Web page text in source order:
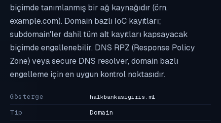
biçimde tanımlanmış bir ağ kaynağıdır (örn.
example.com). Domain bazlı IoC kayıtları;
subdomain'ler dahil tüm alt kayıtları kapsayacak
biçimde engellenebilir. DNS RPZ (Response Policy
Zone) veya secure DNS resolver, domain bazlı
engelleme için en uygun kontrol noktasıdır.
Gösterge halkbankasigiris.ml
Tip
Domain